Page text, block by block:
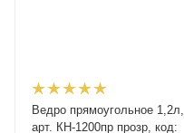
Ведро прямоугольное 1,2л,
арт. КН-1200пр прозр, код: